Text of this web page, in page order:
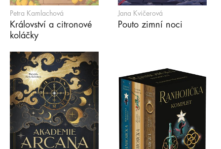
Petra Kamlachová
Království a citronové
koláčky
Jana Kvičerová
Pouto zimní noci